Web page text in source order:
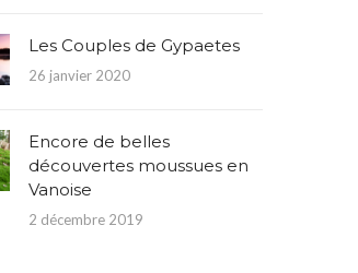
Les Couples de Gypaetes
26 janvier 2020
Encore de belles
découvertes moussues en
Vanoise
2 décembre 2019